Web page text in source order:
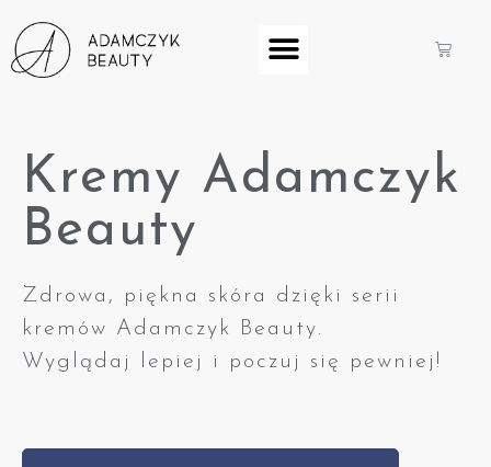
Kremy Adamczyk
Beauty
Zdrowa, piękna skóra dzięki serii
kremów Adamczyk Beauty.
Wyglądaj lepiej i poczuj się pewniej!